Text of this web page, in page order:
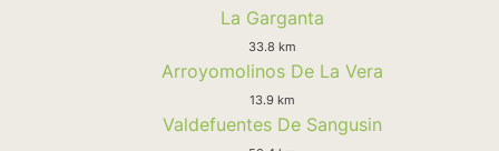
La Garganta
33.8 km
Arroyomolinos De La Vera
13.9 km
Valdefuentes De Sangusin